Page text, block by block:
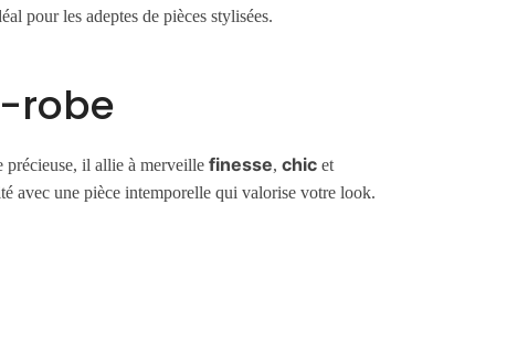
pour les adeptes de pièces stylisées.
robe
précieuse, il allie à merveillefinesse,chic et
avec une pièce intemporelle qui valorise votre look.